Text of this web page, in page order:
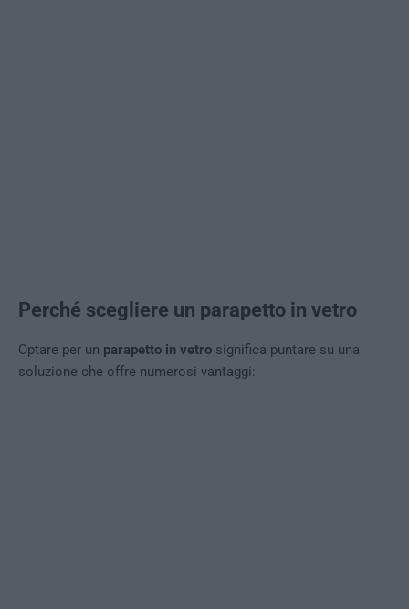
Perché scegliere un parapetto in vetro
Optare per un parapetto in vetro significa puntare su una
soluzione che offre numerosi vantaggi: